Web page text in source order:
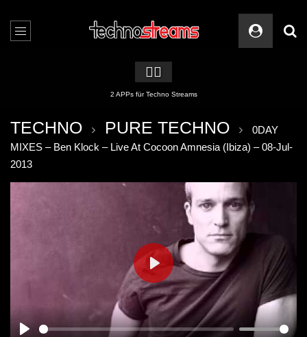
🏳️‍🌈
2 APPs für Techno Streams
TECHNO PURE TECHNO
0DAY
MIXES – Ben Klock – Live At Cocoon Amnesia (Ibiza) – 08-Jul-
2013
PLAY